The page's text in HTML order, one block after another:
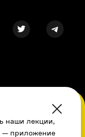
соглашаетесь
файлов
, политикой
наши лекции,
— приложение